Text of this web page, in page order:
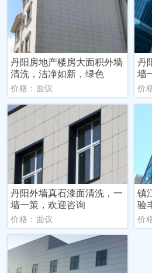
丹阳房地产楼房大面积外墙
清洗，洁净如新，绿色
价格：面议
丹
墙
价
丹阳外墙真石漆面清洗，一
墙一策，欢迎咨询
价格：面议
镇
验
价